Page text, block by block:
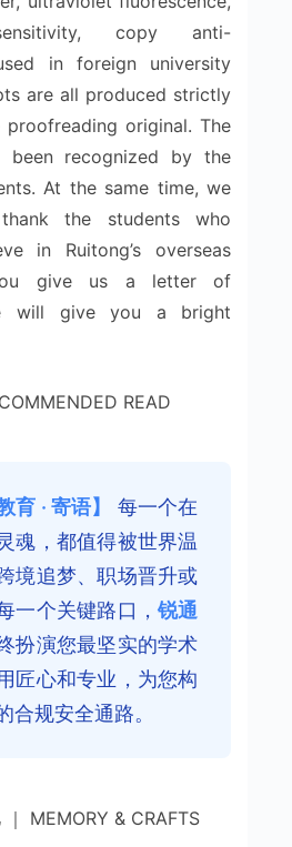
copy anti-
in foreign university
are all produced strictly
original. The
been recognized by the
At the same time, we
the students who
in Ruitong’s overseas
give us a letter of
will give you a bright
READ
育 · 寄语】
每一个在
魂，都值得被世界温
境追梦、职场晋升或
一个关键路口，锐通
扮演您最坚实的学术
匠心和专业，为您构
合规安全通路。
MEMORY & CRAFTS